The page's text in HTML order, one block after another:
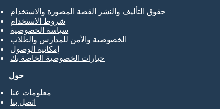
حول
معلومات عنا
اتصل بنا
حقوق التأليف والنشر القصة المصورة والاستخدام
شروط الاستخدام
سياسة الخصوصية
الخصوصية والأمن للمدارس والطلاب
إمكانية الوصول
خيارات الخصوصية الخاصة بك